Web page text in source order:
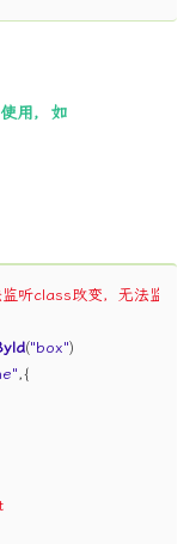
用，如
听class改变，无法监听
("box")
,{